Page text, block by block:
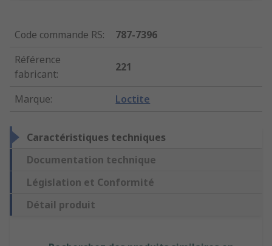
Code commande RS:
787-7396
Référence
fabricant:
221
Marque: Loctite
Caractéristiques techniques
Documentation technique
Législation et Conformité
Détail produit